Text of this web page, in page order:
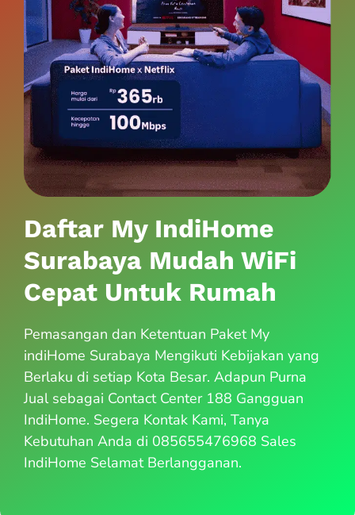
Daftar My IndiHome
Surabaya Mudah WiFi
Cepat Untuk Rumah
Pemasangan dan Ketentuan Paket My
indiHome Surabaya Mengikuti Kebijakan yang
Berlaku di setiap Kota Besar. Adapun Purna
Jual sebagai Contact Center 188 Gangguan
IndiHome. Segera Kontak Kami, Tanya
Kebutuhan Anda di 085655476968 Sales
IndiHome Selamat Berlangganan.